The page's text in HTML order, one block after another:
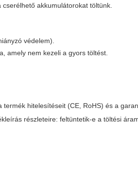
akkumulátorokat töltünk.
védelem).
amely nem kezeli a gyors töltést.
hitelesítéseit (CE, RoHS) és a
részleteire: feltüntetik-e a töltési